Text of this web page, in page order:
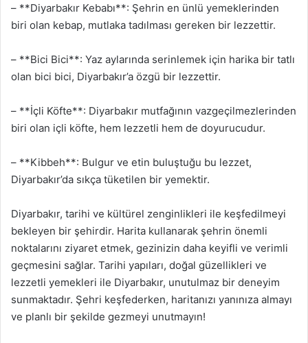
– **Diyarbakır Kebabı**: Şehrin en ünlü yemeklerinden
biri olan kebap, mutlaka tadılması gereken bir lezzettir.
– **Bici Bici**: Yaz aylarında serinlemek için harika bir tatlı
olan bici bici, Diyarbakır’a özgü bir lezzettir.
– **İçli Köfte**: Diyarbakır mutfağının vazgeçilmezlerinden
biri olan içli köfte, hem lezzetli hem de doyurucudur.
– **Kibbeh**: Bulgur ve etin buluştuğu bu lezzet,
Diyarbakır’da sıkça tüketilen bir yemektir.
Diyarbakır, tarihi ve kültürel zenginlikleri ile keşfedilmeyi
bekleyen bir şehirdir. Harita kullanarak şehrin önemli
noktalarını ziyaret etmek, gezinizin daha keyifli ve verimli
geçmesini sağlar. Tarihi yapıları, doğal güzellikleri ve
lezzetli yemekleri ile Diyarbakır, unutulmaz bir deneyim
sunmaktadır. Şehri keşfederken, haritanızı yanınıza almayı
ve planlı bir şekilde gezmeyi unutmayın!